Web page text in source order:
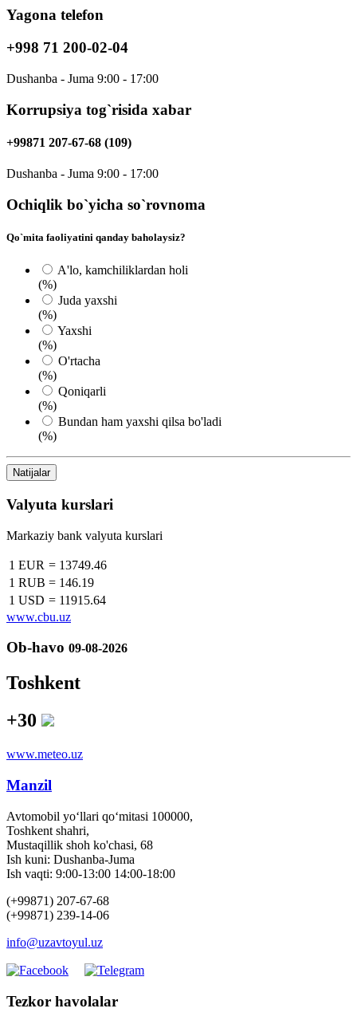
Yagona telefon
+998 71 200-02-04
Dushanba - Juma 9:00 - 17:00
Korrupsiya tog`risida xabar
+99871 207-67-68 (109)
Dushanba - Juma 9:00 - 17:00
Ochiqlik bo`yicha so`rovnoma
Qo`mita faoliyatini qanday baholaysiz?
A'lo, kamchiliklardan holi
(%)
Juda yaxshi
(%)
Yaxshi
(%)
O'rtacha
(%)
Qoniqarli
(%)
Bundan ham yaxshi qilsa bo'ladi
(%)
Natijalar
Valyuta kurslari
Markaziy bank valyuta kurslari
1 EUR = 13749.46
1 RUB = 146.19
1 USD = 11915.64
www.cbu.uz
Ob-havo 09-08-2026
Toshkent
+30
www.meteo.uz
Manzil
Avtomobil yo‘llari qo‘mitasi 100000,
Toshkent shahri,
Mustaqillik shoh ko'chasi, 68
Ish kuni: Dushanba-Juma
Ish vaqti: 9:00-13:00 14:00-18:00
(+99871) 207-67-68
(+99871) 239-14-06
info@uzavtoyul.uz
Tezkor havolalar